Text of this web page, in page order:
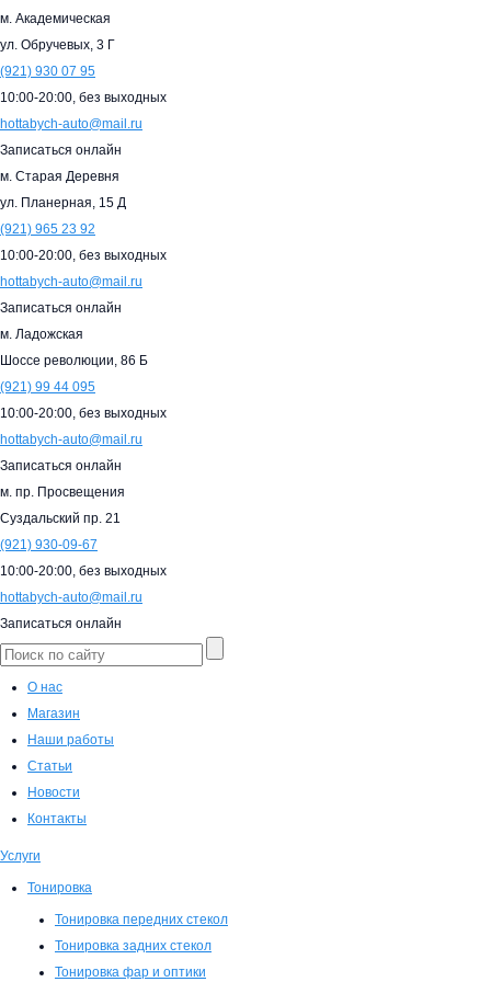
м. Академическая
ул. Обручевых, 3 Г
(921) 930 07 95
10:00-20:00, без выходных
hottabych-auto@mail.ru
Записаться онлайн
м. Старая Деревня
ул. Планерная, 15 Д
(921) 965 23 92
10:00-20:00, без выходных
hottabych-auto@mail.ru
Записаться онлайн
м. Ладожская
Шоссе революции, 86 Б
(921) 99 44 095
10:00-20:00, без выходных
hottabych-auto@mail.ru
Записаться онлайн
м. пр. Просвещения
Суздальский пр. 21
(921) 930-09-67
10:00-20:00, без выходных
hottabych-auto@mail.ru
Записаться онлайн
О нас
Магазин
Наши работы
Статьи
Новости
Контакты
Услуги
Тонировка
Тонировка передних стекол
Тонировка задних стекол
Тонировка фар и оптики